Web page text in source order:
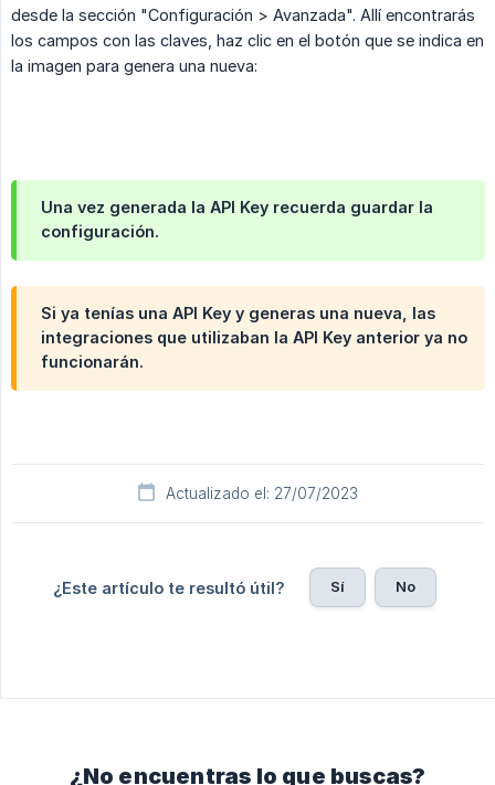
desde la sección "Configuración > Avanzada". Allí encontrarás
los campos con las claves, haz clic en el botón que se indica en
la imagen para genera una nueva:
Una vez generada la API Key recuerda guardar la
configuración.
Si ya tenías una API Key y generas una nueva, las
integraciones que utilizaban la API Key anterior ya no
funcionarán.
Actualizado el: 27/07/2023
¿Este artículo te resultó útil? Sí No
¿No encuentras lo que buscas?